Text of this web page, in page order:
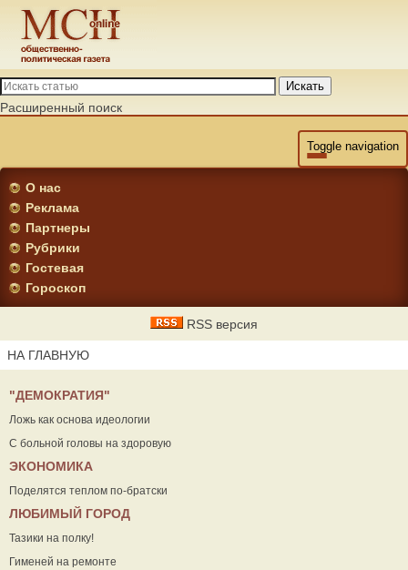
Искать
Расширенный поиск
Toggle navigation
О нас
Реклама
Партнеры
Рубрики
Гостевая
Гороскоп
RSS версия
НА ГЛАВНУЮ
"ДЕМОКРАТИЯ"
Ложь как основа идеологии
С больной головы на здоровую
ЭКОНОМИКА
Поделятся теплом по-братски
ЛЮБИМЫЙ ГОРОД
Тазики на полку!
Гименей на ремонте